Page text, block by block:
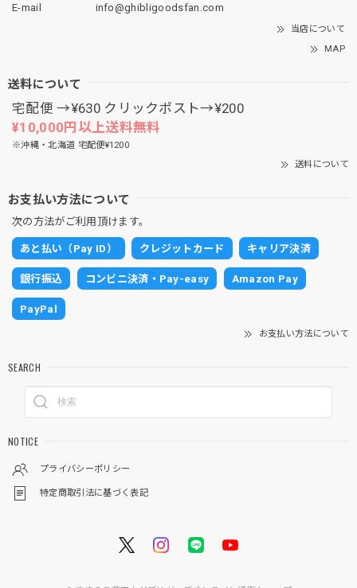
E-mail
info@ghibligoodsfan.com
当店について
MAP
送料について
宅配便 →¥630 クリックポスト→¥200
¥10,000円以上送料無料
※沖縄・北海道 宅配便¥1200
送料について
お支払い方法について
次の方法がご利用頂けます。
あと払い（Pay ID） クレジットカード キャリア決済
銀行振込 コンビニ決済・Pay-easy Amazon Pay
PayPal
お支払い方法について
SEARCH
NOTICE
プライバシーポリシー
特定商取引法に基づく表記